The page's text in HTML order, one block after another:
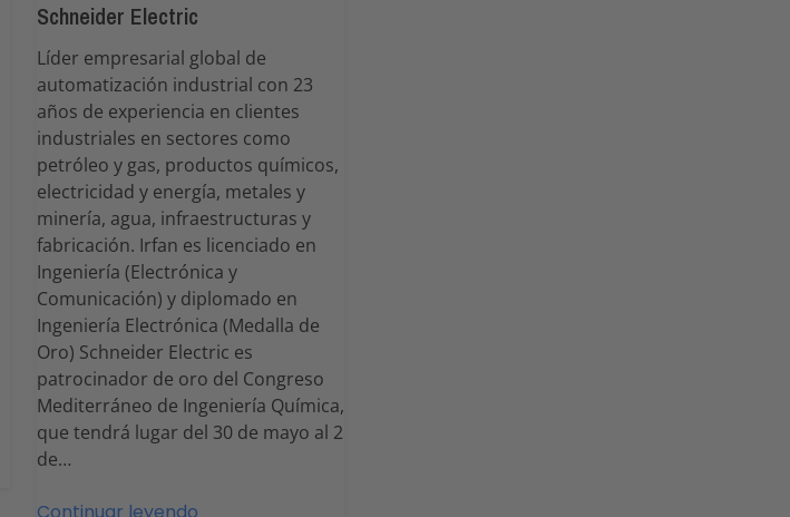
Schneider Electric
Líder empresarial global de
automatización industrial con 23
años de experiencia en clientes
industriales en sectores como
petróleo y gas, productos químicos,
electricidad y energía, metales y
minería, agua, infraestructuras y
fabricación. Irfan es licenciado en
Ingeniería (Electrónica y
Comunicación) y diplomado en
Ingeniería Electrónica (Medalla de
Oro) Schneider Electric es
patrocinador de oro del Congreso
Mediterráneo de Ingeniería Química,
que tendrá lugar del 30 de mayo al 2
de…